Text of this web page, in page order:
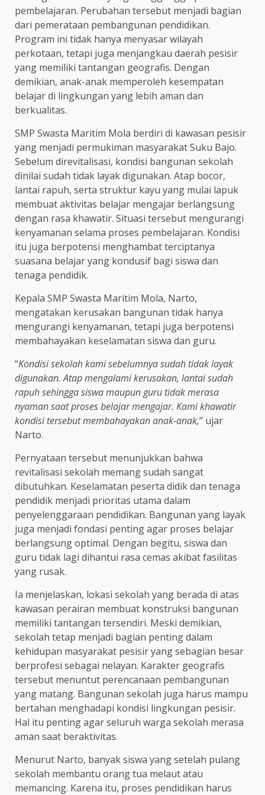
pembelajaran. Perubahan tersebut menjadi bagian
dari pemerataan pembangunan pendidikan.
Program ini tidak hanya menyasar wilayah
perkotaan, tetapi juga menjangkau daerah pesisir
yang memiliki tantangan geografis. Dengan
demikian, anak-anak memperoleh kesempatan
belajar di lingkungan yang lebih aman dan
berkualitas.
SMP Swasta Maritim Mola berdiri di kawasan pesisir
yang menjadi permukiman masyarakat Suku Bajo.
Sebelum direvitalisasi, kondisi bangunan sekolah
dinilai sudah tidak layak digunakan. Atap bocor,
lantai rapuh, serta struktur kayu yang mulai lapuk
membuat aktivitas belajar mengajar berlangsung
dengan rasa khawatir. Situasi tersebut mengurangi
kenyamanan selama proses pembelajaran. Kondisi
itu juga berpotensi menghambat terciptanya
suasana belajar yang kondusif bagi siswa dan
tenaga pendidik.
Kepala SMP Swasta Maritim Mola, Narto,
mengatakan kerusakan bangunan tidak hanya
mengurangi kenyamanan, tetapi juga berpotensi
membahayakan keselamatan siswa dan guru.
“Kondisi sekolah kami sebelumnya sudah tidak layak
digunakan. Atap mengalami kerusakan, lantai sudah
rapuh sehingga siswa maupun guru tidak merasa
nyaman saat proses belajar mengajar. Kami khawatir
kondisi tersebut membahayakan anak-anak,” ujar
Narto.
Pernyataan tersebut menunjukkan bahwa
revitalisasi sekolah memang sudah sangat
dibutuhkan. Keselamatan peserta didik dan tenaga
pendidik menjadi prioritas utama dalam
penyelenggaraan pendidikan. Bangunan yang layak
juga menjadi fondasi penting agar proses belajar
berlangsung optimal. Dengan begitu, siswa dan
guru tidak lagi dihantui rasa cemas akibat fasilitas
yang rusak.
Ia menjelaskan, lokasi sekolah yang berada di atas
kawasan perairan membuat konstruksi bangunan
memiliki tantangan tersendiri. Meski demikian,
sekolah tetap menjadi bagian penting dalam
kehidupan masyarakat pesisir yang sebagian besar
berprofesi sebagai nelayan. Karakter geografis
tersebut menuntut perencanaan pembangunan
yang matang. Bangunan sekolah juga harus mampu
bertahan menghadapi kondisi lingkungan pesisir.
Hal itu penting agar seluruh warga sekolah merasa
aman saat beraktivitas.
Menurut Narto, banyak siswa yang setelah pulang
sekolah membantu orang tua melaut atau
memancing. Karena itu, proses pendidikan harus